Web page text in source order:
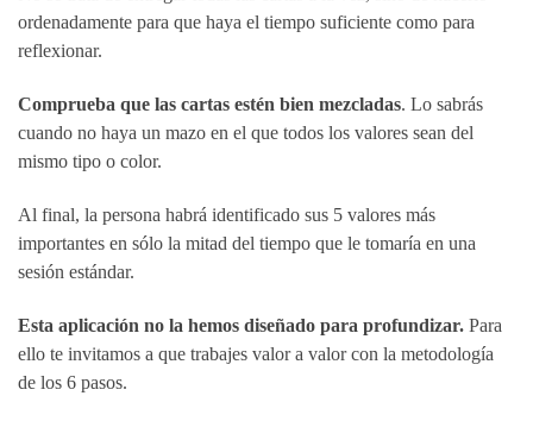
ordenadamente para que haya el tiempo suficiente como para
reflexionar.
Comprueba que las cartas estén bien mezcladas. Lo sabrás
cuando no haya un mazo en el que todos los valores sean del
mismo tipo o color.
Al final, la persona habrá identificado sus 5 valores más
importantes en sólo la mitad del tiempo que le tomaría en una
sesión estándar.
Esta aplicación no la hemos diseñado para profundizar. Para
ello te invitamos a que trabajes valor a valor con la metodología
de los 6 pasos.